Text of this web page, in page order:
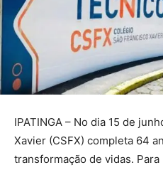
IPATINGA – No dia 15 de
Xavier (CSFX) completa 64
transformação de vidas.